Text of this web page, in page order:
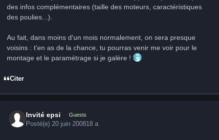
des infos complémentaires (taille des moteurs, caractéristiques
des poulies...).
Au fait, dans moins d'un mois normalement, on sera presque
voisins : t'en as de la chance, tu pourras venir me voir pour le
montage et le paramétrage si je galère !
Citer
Invité epsi Guests
Posté(e) 20 juin 200818 a